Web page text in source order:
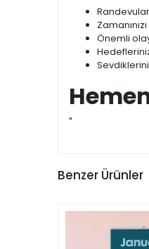
Önemli
"
Benzer Ürünler